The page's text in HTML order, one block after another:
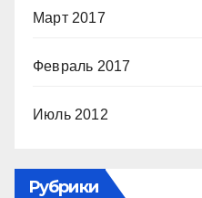
Март 2017
Февраль 2017
Июль 2012
Рубрики